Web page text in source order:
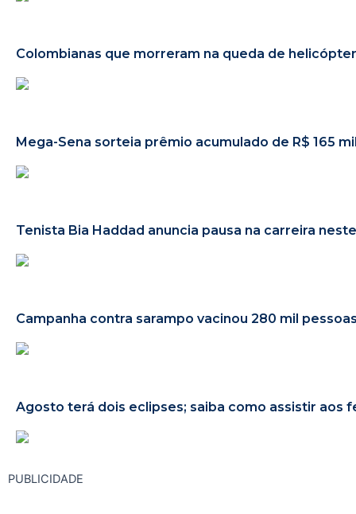
Colombianas que morreram na queda de
Mega-Sena sorteia prêmio acumulado de R$ 165
Tenista Bia Haddad anuncia pausa na carreira
Campanha contra sarampo vacinou 280 mil
Agosto terá dois eclipses; saiba como assistir aos
PUBLICIDADE